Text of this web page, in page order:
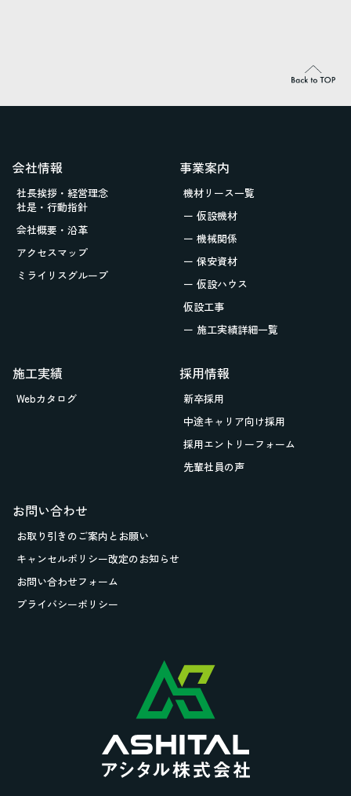
会社情報
社長挨拶・経営理念
社是・行動指針
会社概要・沿革
アクセスマップ
ミライリスグループ
事業案内
機材リース一覧
ー 仮設機材
ー 機械関係
ー 保安資材
ー 仮設ハウス
仮設工事
ー 施工実績詳細一覧
施工実績
Webカタログ
採用情報
新卒採用
中途キャリア向け採用
採用エントリーフォーム
先輩社員の声
お問い合わせ
お取り引きのご案内とお願い
キャンセルポリシー改定のお知らせ
お問い合わせフォーム
プライバシーポリシー